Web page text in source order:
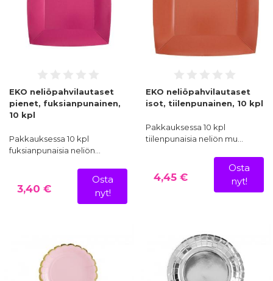
EKO neliöpahvilautaset
pienet, fuksianpunainen,
10 kpl
Pakkauksessa 10 kpl
fuksianpunaisia neliön…
3,40 €
Osta
nyt!
EKO neliöpahvilautaset
isot, tiilenpunainen, 10 kpl
Pakkauksessa 10 kpl
tiilenpunaisia neliön mu…
4,45 €
Osta
nyt!